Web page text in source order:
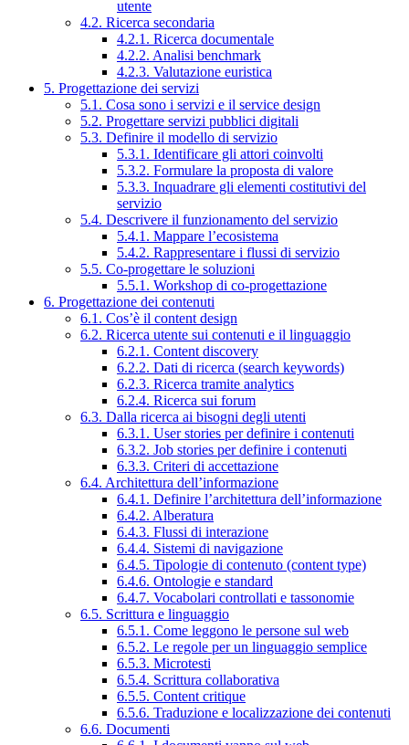
utente
4.2. Ricerca secondaria
4.2.1. Ricerca documentale
4.2.2. Analisi benchmark
4.2.3. Valutazione euristica
5. Progettazione dei servizi
5.1. Cosa sono i servizi e il service design
5.2. Progettare servizi pubblici digitali
5.3. Definire il modello di servizio
5.3.1. Identificare gli attori coinvolti
5.3.2. Formulare la proposta di valore
5.3.3. Inquadrare gli elementi costitutivi del
servizio
5.4. Descrivere il funzionamento del servizio
5.4.1. Mappare l’ecosistema
5.4.2. Rappresentare i flussi di servizio
5.5. Co-progettare le soluzioni
5.5.1. Workshop di co-progettazione
6. Progettazione dei contenuti
6.1. Cos’è il content design
6.2. Ricerca utente sui contenuti e il linguaggio
6.2.1. Content discovery
6.2.2. Dati di ricerca (search keywords)
6.2.3. Ricerca tramite analytics
6.2.4. Ricerca sui forum
6.3. Dalla ricerca ai bisogni degli utenti
6.3.1. User stories per definire i contenuti
6.3.2. Job stories per definire i contenuti
6.3.3. Criteri di accettazione
6.4. Architettura dell’informazione
6.4.1. Definire l’architettura dell’informazione
6.4.2. Alberatura
6.4.3. Flussi di interazione
6.4.4. Sistemi di navigazione
6.4.5. Tipologie di contenuto (content type)
6.4.6. Ontologie e standard
6.4.7. Vocabolari controllati e tassonomie
6.5. Scrittura e linguaggio
6.5.1. Come leggono le persone sul web
6.5.2. Le regole per un linguaggio semplice
6.5.3. Microtesti
6.5.4. Scrittura collaborativa
6.5.5. Content critique
6.5.6. Traduzione e localizzazione dei contenuti
6.6. Documenti